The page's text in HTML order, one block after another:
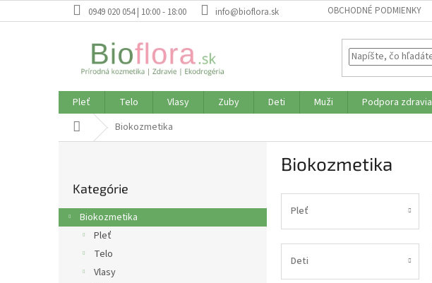
na
0949 020 054 | 10:00 - 18:00 info@bioflora.sk OBCHODNÉ PODMIENKY
Pleť Telo Vlasy Zuby Deti Muži Podpora zdravia
DomovBiokozmetika
ý
p
kategórie
Kategórie
Biokozmetika
Pleť
Telo
Vlasy
Biokozmetika
Pleť
Deti